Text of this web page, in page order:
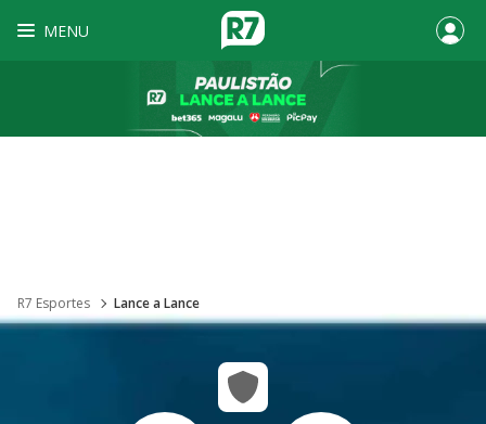
MENU
R7 Esportes Lance a Lance